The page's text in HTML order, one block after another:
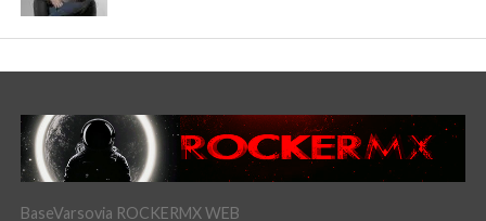
BaseVarsovia ROCKERMX WEB